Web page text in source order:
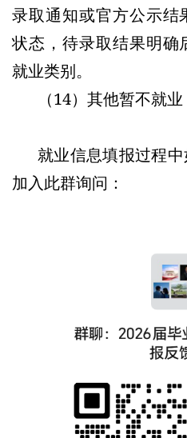
录取通知或官方公示结
状态，待录取结果明确
就业类别。
（14）其他暂不就业
就业信息填报过程
加入此群询问：